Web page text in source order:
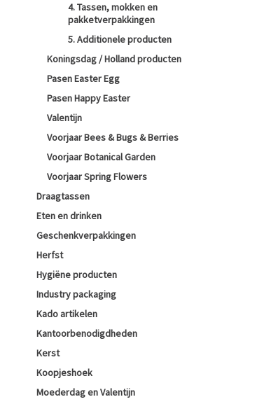
4. Tassen, mokken en
pakketverpakkingen
5. Additionele producten
Koningsdag / Holland producten
Pasen Easter Egg
Pasen Happy Easter
Valentijn
Voorjaar Bees & Bugs & Berries
Voorjaar Botanical Garden
Voorjaar Spring Flowers
Draagtassen
Eten en drinken
Geschenkverpakkingen
Herfst
Hygiëne producten
Industry packaging
Kado artikelen
Kantoorbenodigdheden
Kerst
Koopjeshoek
Moederdag en Valentijn